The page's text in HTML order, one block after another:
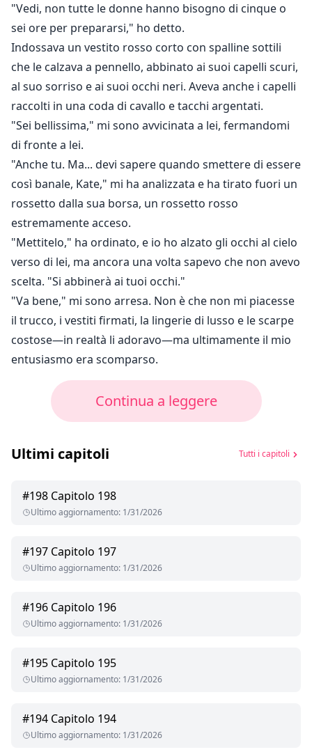
"Vedi, non tutte le donne hanno bisogno di cinque o
sei ore per prepararsi," ho detto.
Indossava un vestito rosso corto con spalline sottili
che le calzava a pennello, abbinato ai suoi capelli scuri,
al suo sorriso e ai suoi occhi neri. Aveva anche i capelli
raccolti in una coda di cavallo e tacchi argentati.
"Sei bellissima," mi sono avvicinata a lei, fermandomi
di fronte a lei.
"Anche tu. Ma... devi sapere quando smettere di essere
così banale, Kate," mi ha analizzata e ha tirato fuori un
rossetto dalla sua borsa, un rossetto rosso
estremamente acceso.
"Mettitelo," ha ordinato, e io ho alzato gli occhi al cielo
verso di lei, ma ancora una volta sapevo che non avevo
scelta. "Si abbinerà ai tuoi occhi."
"Va bene," mi sono arresa. Non è che non mi piacesse
il trucco, i vestiti firmati, la lingerie di lusso e le scarpe
costose—in realtà li adoravo—ma ultimamente il mio
entusiasmo era scomparso.
Continua a leggere
Ultimi capitoli Tutti i capitoli
#198 Capitolo 198
Ultimo aggiornamento: 1/31/2026
#197 Capitolo 197
Ultimo aggiornamento: 1/31/2026
#196 Capitolo 196
Ultimo aggiornamento: 1/31/2026
#195 Capitolo 195
Ultimo aggiornamento: 1/31/2026
#194 Capitolo 194
Ultimo aggiornamento: 1/31/2026